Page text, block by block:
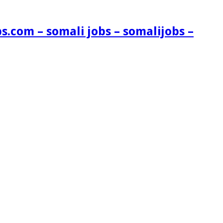
– somali jobs – somalijobs –